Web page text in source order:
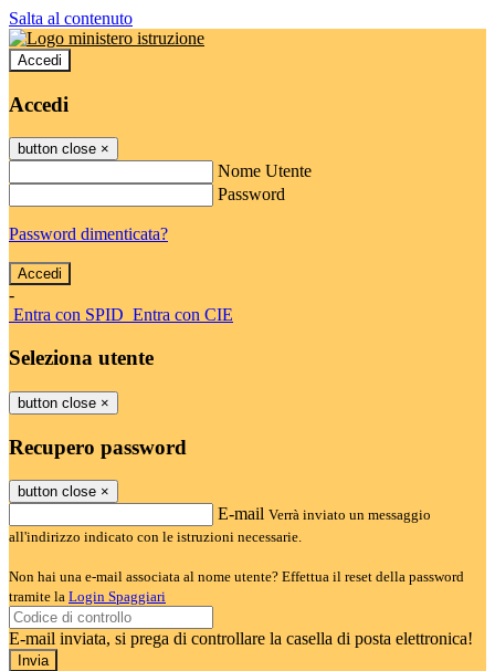
Salta al contenuto
Accedi
Accedi
button close ×
Nome Utente
Password
Password dimenticata?
-
Entra con SPID Entra con CIE
Seleziona utente
button close ×
Recupero password
button close ×
E-mail Verrà inviato un messaggio
all'indirizzo indicato con le istruzioni necessarie.
Non hai una e-mail associata al nome utente? Effettua il reset della password
tramite la Login Spaggiari
E-mail inviata, si prega di controllare la casella di posta elettronica!